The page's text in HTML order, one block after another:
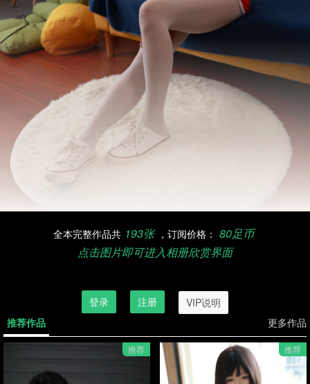
全本完整作品共 193张 ，订阅价格： 80足币
点击图片即可进入相册欣赏界面
登录 注册
VIP说明
更多作品
推荐作品
推荐 推荐